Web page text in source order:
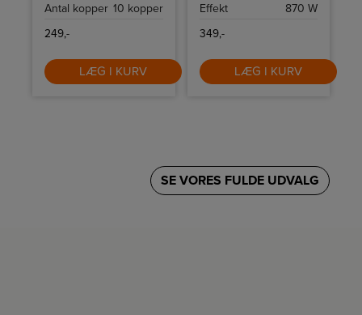
Antal kopper 10 kopper
249,-
LÆG I KURV
Effekt
870 W
349,-
LÆG I KURV
SE VORES FULDE UDVALG